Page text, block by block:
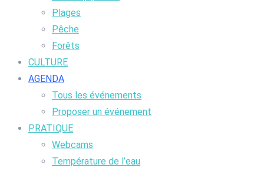
Plages
Pêche
Forêts
CULTURE
AGENDA
Tous les événements
Proposer un événement
PRATIQUE
Webcams
Température de l’eau